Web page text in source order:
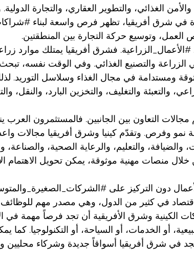
الغذائي، والتطوير العقاري، والتجارة
في شرق أفريقيا، تظهر فرص واسعة لبناء
وتوسيع حركة التجارة بين المنطقتين.
#الأعمال_الزراعية. فشرق أفريقيا يمتلك موارد
والتصنيع الغذائي. وفي الوقت نفسه،
ومستدامة في مجال الغذاء وسلاسل التوريد.
والتعبئة والتغليف، والتخزين البارد، والنقل،
التعاون بين الجانبين. فالمستثمرون
نمو وفرص. وتقدّم كينيا وشرق أفريقيا مجالات
والضيافة، والتعليم، والرعاية الصحية،
خلال منصات مهنية موثوقة، يمكن تحويل الاهتمام
دون التركيز على
في كثير من الدول، وهي مصدر مهم للوظائف
الكينية وشرق الأفريقية أن تجد فرصاً مهمة في
أو الخدمات، أو السياحة، أو التكنولوجيا. كما
في شرق أفريقيا أسواقاً جديدة وشركاء